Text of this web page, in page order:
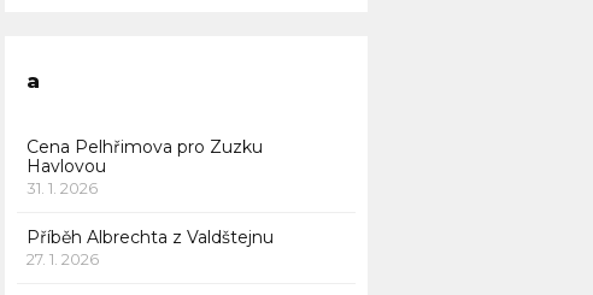
a
Cena Pelhřimova pro Zuzku
Havlovou
31. 1. 2026
Příběh Albrechta z Valdštejnu
27. 1. 2026